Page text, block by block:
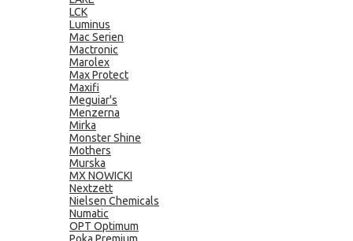
LCK
Luminus
Mac Serien
Mactronic
Marolex
Max Protect
Maxifi
Meguiar's
Menzerna
Mirka
Monster Shine
Mothers
Murska
MX NOWICKI
Nextzett
Nielsen Chemicals
Numatic
OPT Optimum